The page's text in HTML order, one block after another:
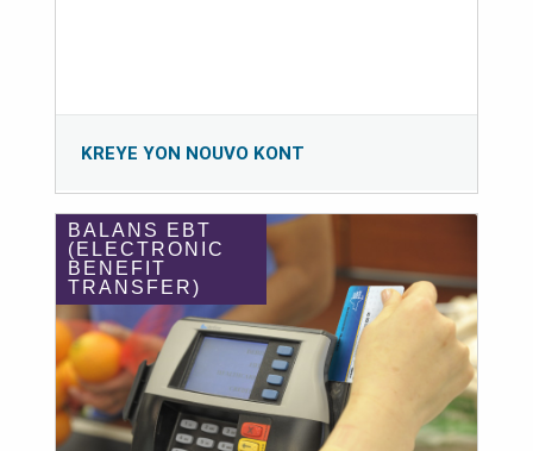
KREYE YON NOUVO KONT
BALANS EBT
(ELECTRONIC
BENEFIT
TRANSFER)